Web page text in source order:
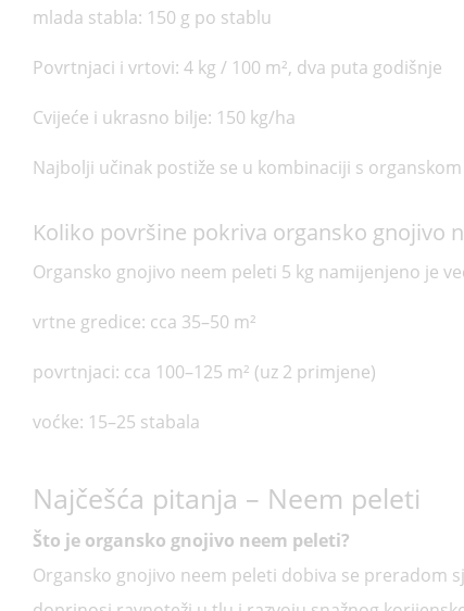
mlada stabla: 150 g po stablu
Povrtnjaci i vrtovi: 4 kg / 100 m², dva puta godišnje
Cvijeće i ukrasno bilje: 150 kg/ha
Najbolji učinak postiže se u kombinaciji s
Koliko površine pokriva organsko gnojivo
Organsko gnojivo neem peleti 5 kg namijenjeno je
vrtne gredice: cca 35–50 m²
povrtnjaci: cca 100–125 m² (uz 2 primjene)
voćke: 15–25 stabala
Najčešća pitanja – Neem peleti
Što je organsko gnojivo neem peleti?
Organsko gnojivo neem peleti dobiva se preradom